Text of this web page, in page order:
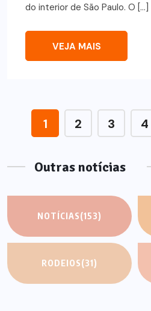
do interior de São Paulo. O […]
VEJA MAIS
1 2 3 4
Outras notícias
NOTÍCIAS(153)
RODEIOS(31)